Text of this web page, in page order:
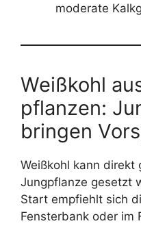
moderate
Weißkohl
pflanzen:
bringen
Weißkohl kann direkt
Jungpflanze gesetzt
Start empfiehlt sich
Fensterbank oder im